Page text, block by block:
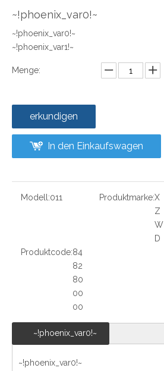
~!phoenix_var0!~
~!phoenix_var0!~
~!phoenix_var1!~
Menge:
erkundigen
In den Einkaufswagen
Modell:011 Produktmarke:X
Z
W
D
Produktcode:84
82
80
00
00
~!phoenix_var0!~
~!phoenix_var0!~